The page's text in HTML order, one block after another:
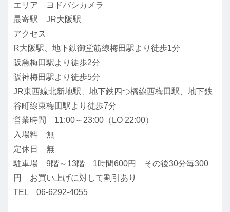
エリア ヨドバシカメラ
最寄駅 JR大阪駅
アクセス
R大阪駅、地下鉄御堂筋線梅田駅より徒歩1分
阪急梅田駅より徒歩2分
阪神梅田駅より徒歩5分
JR東西線北新地駅、地下鉄四つ橋線西梅田駅、地下鉄
谷町線東梅田駅より徒歩7分
営業時間 11:00～23:00（LO 22:00）
入場料 無
定休日 無
駐車場 9階～13階 1時間600円 その後30分毎300
円 お買い上げに対して割引あり
TEL 06-6292-4055